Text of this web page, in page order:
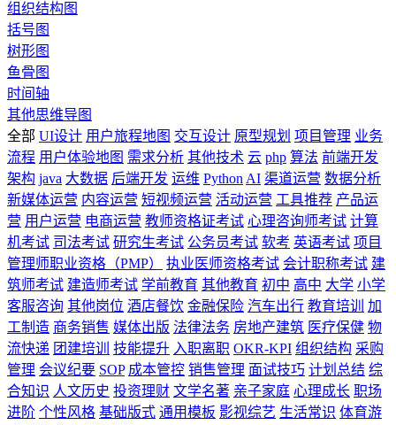
组织结构图
括号图
树形图
鱼骨图
时间轴
其他思维导图
全部 UI设计 用户旅程地图 交互设计 原型规划 项目管理 业务
流程 用户体验地图 需求分析 其他技术 云 php 算法 前端开发
架构 java 大数据 后端开发 运维 Python AI 渠道运营 数据分析
新媒体运营 内容运营 短视频运营 活动运营 工具推荐 产品运
营 用户运营 电商运营 教师资格证考试 心理咨询师考试 计算
机考试 司法考试 研究生考试 公务员考试 软考 英语考试 项目
管理师职业资格（PMP）
执业医师资格考试 会计职称考试 建
筑师考试 建造师考试 学前教育 其他教育 初中 高中 大学 小学
客服咨询 其他岗位 酒店餐饮 金融保险 汽车出行 教育培训
加
工制造 商务销售 媒体出版 法律法务 房地产建筑 医疗保健 物
流快递 团建培训 技能提升 入职离职 OKR-KPI 组织结构 采购
管理 会议纪要 SOP 成本管控 销售管理 面试技巧 计划总结 综
合知识 人文历史 投资理财 文学名著 亲子家庭 心理成长 职场
进阶 个性风格 基础版式 通用模板 影视综艺 生活常识 体育游